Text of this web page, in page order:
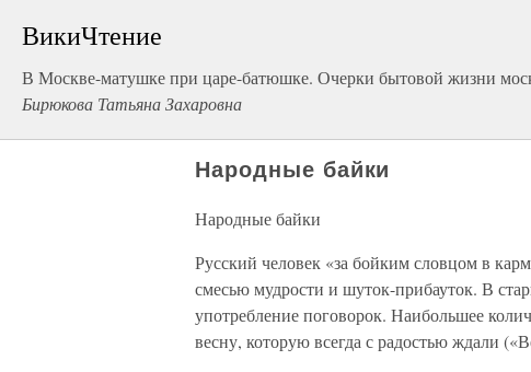
ВикиЧтение
В Москве-матушке при царе-батюшке. Очерки бытовой жизни
Бирюкова Татьяна Захаровна
Народные байки
Народные байки
Русский человек «за бойким словцом в
смесью мудрости и шуток-прибауток. В
употребление поговорок. Наибольшее
весну, которую всегда с радостью ждали